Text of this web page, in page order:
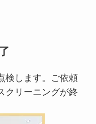
検します。ご依頼
クリーニングが終